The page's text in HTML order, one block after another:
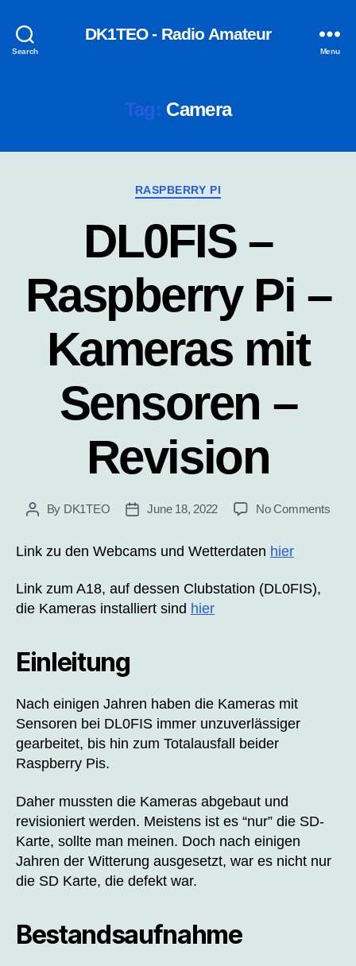
Search
DK1TEO - Radio Amateur
Menu
Tag: Camera
Categories
RASPBERRY PI
DL0FIS –
Raspberry Pi –
Kameras mit
Sensoren –
Revision
PostBy DK1TEO
PostJune 18, 2022 No Commentson
Link zu den Webcams und Wetterdaten hier
Link zum A18, auf dessen Clubstation (DL0FIS),
die Kameras installiert sind hier
Einleitung
Nach einigen Jahren haben die Kameras mit
Sensoren bei DL0FIS immer unzuverlässiger
gearbeitet, bis hin zum Totalausfall beider
Raspberry Pis.
Daher mussten die Kameras abgebaut und
revisioniert werden. Meistens ist es “nur” die SD-
Karte, sollte man meinen. Doch nach einigen
Jahren der Witterung ausgesetzt, war es nicht nur
die SD Karte, die defekt war.
Bestandsaufnahme